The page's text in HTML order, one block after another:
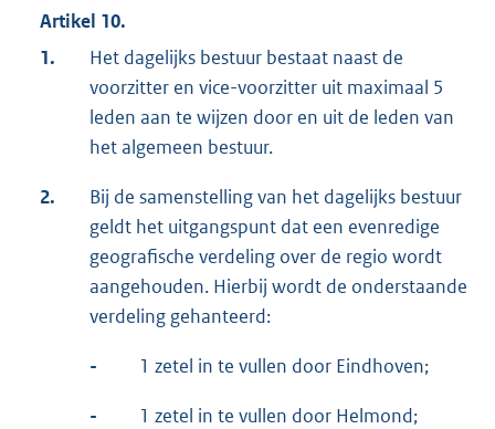
Artikel 10.
1.
Het dagelijks bestuur bestaat naast de
voorzitter en vice-voorzitter uit maximaal 5
leden aan te wijzen door en uit de leden van
het algemeen bestuur.
2.
Bij de samenstelling van het dagelijks bestuur
geldt het uitgangspunt dat een evenredige
geografische verdeling over de regio wordt
aangehouden. Hierbij wordt de onderstaande
verdeling gehanteerd:
- 1 zetel in te vullen door Eindhoven;
- 1 zetel in te vullen door Helmond;